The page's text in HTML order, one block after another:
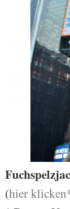
(hier